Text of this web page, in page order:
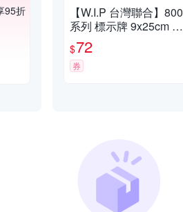
95折
【W.I.P 台灣聯合】800
系列 標示牌 9x25cm 附
泡棉 /個 NO.811請勿攝
影/NO.812禁帶外食
$72
券